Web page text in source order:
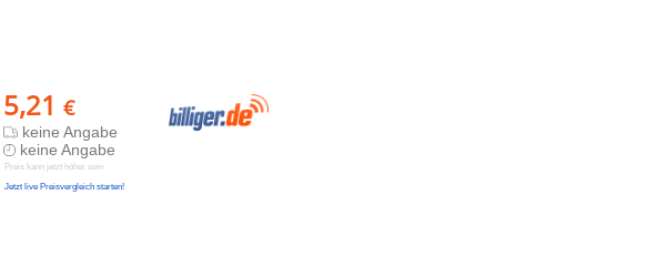
5,21 €
keine Angabe
keine Angabe
Preis kann jetzt höher sein
Jetzt live Preisvergleich starten!